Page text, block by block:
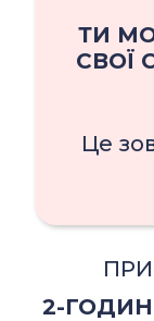
ТИ
СВОЇ
Це
2-